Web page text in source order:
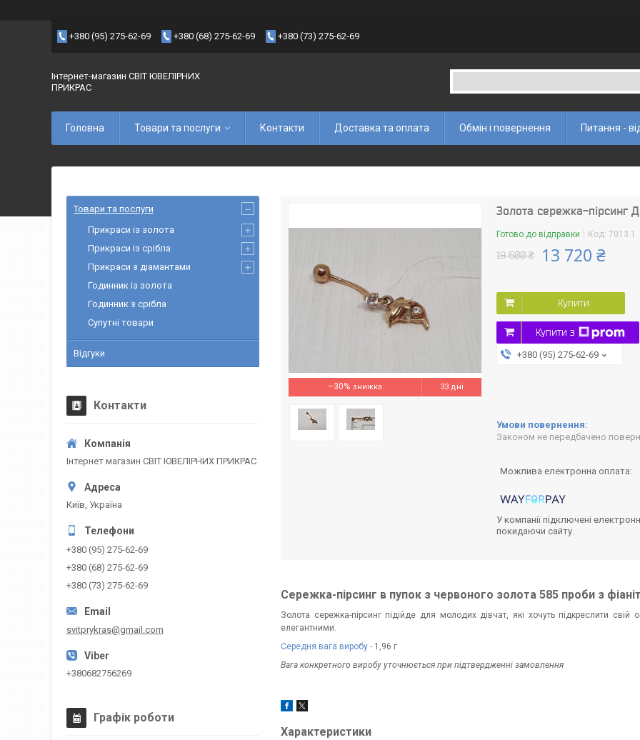
+380 (95) 275-62-69 +380 (68) 275-62-69 +380 (73) 275-62-69
Інтернет-магазин СВІТ ЮВЕЛІРНИХ
ПРИКРАС
Головна Товари та послуги Контакти Доставка та оплата Обмін і повернення Питання -
–30% 33 дні
Золота сережка-пірсинг
Готово до відправки Код: 7013.1
19 600 ₴ 13 720 ₴
Купити
Купити з
+380 (95) 275-62-69
Законом не передбачено
У компанії підключені
покидаючи сайту.
Сережка-пірсинг в пупок з червоного золота 585 проби з
Золота сережка-пірсинг підійде для молодих дівчат, які хочуть підкреслити
елегантними.
Середня вага виробу - 1,96 г
Вага конкретного виробу уточнюється при підтвердженні замовлення
Характеристики
Товари та послуги
Прикраси із золота
Прикраси із срібла
Прикраси з діамантами
Годинник із золота
Годинник з срібла
Супутні товари
Відгуки
Контакти
Інтернет магазин СВІТ ЮВЕЛІРНИХ ПРИКРАС
Київ, Україна
+380 (95) 275-62-69
+380 (68) 275-62-69
+380 (73) 275-62-69
svitprykras@gmail.com
+380682756269
Графік роботи